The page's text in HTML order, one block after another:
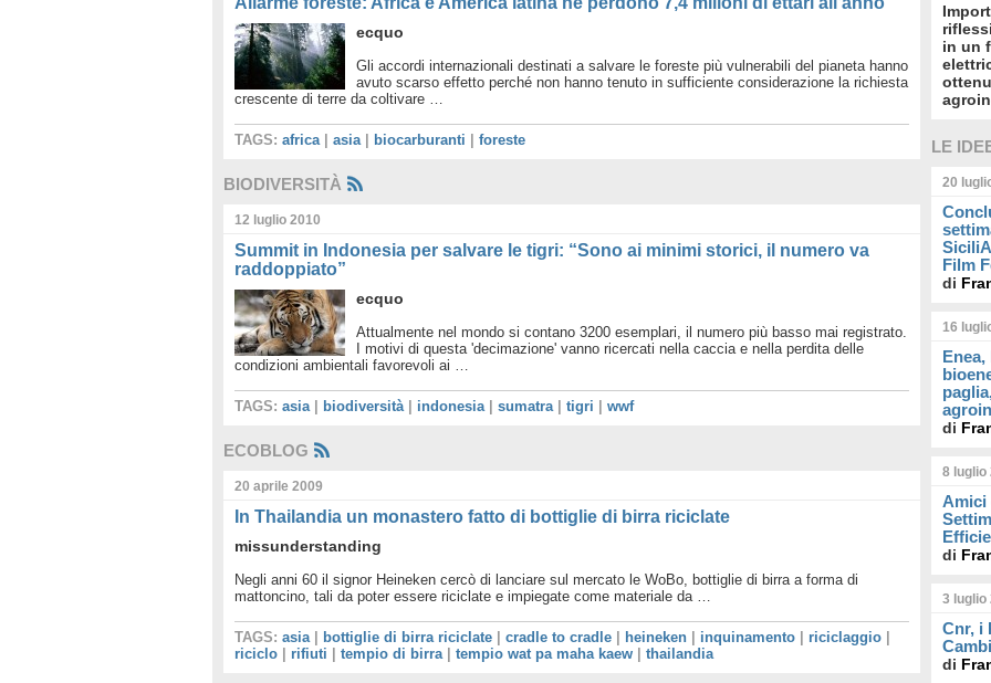
ecquo
Gli accordi internazionali destinati a salvare le foreste più vulnerabili del pianeta hanno
avuto scarso effetto perché non hanno tenuto in sufficiente considerazione la richiesta
crescente di terre da coltivare …
TAGS: africa| asia| biocarburanti foreste
BIODIVERSITÀ
12 luglio 2010
Summit in Indonesia per salvare le tigri: “Sono ai minimi storici, il numero va
raddoppiato”
ecquo
Attualmente nel mondo si contano 3200 esemplari, il numero più basso mai registrato.
I motivi di questa 'decimazione' vanno ricercati nella caccia e nella perdita delle
condizioni ambientali favorevoli ai …
TAGS: asia| biodiversità| indonesia| sumatra| tigri wwf
ECOBLOG
20 aprile 2009
In Thailandia un monastero fatto di bottiglie di birra riciclate
missunderstanding
Negli anni 60 il signor Heineken cercò di lanciare sul mercato le WoBo, bottiglie di birra a forma di
mattoncino, tali da poter essere riciclate e impiegate come materiale da …
TAGS: asia| bottiglie di birra riciclate cradle to cradle heineken inquinamento riciclaggio
riciclo
rifiuti tempio di birra| tempio wat pa maha kaew thailandia
in un
LE
20
Film
di
16
di
8 luglio
Amici
di
3 luglio
Cnr, i
di